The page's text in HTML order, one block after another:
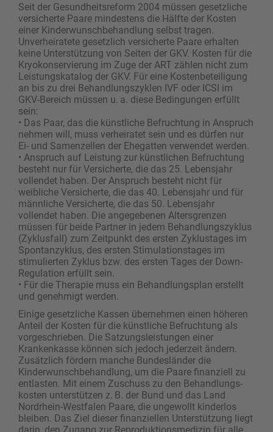
Seit der Gesundheitsreform 2004 müssen gesetzliche
versicherte Paare mindestens die Hälfte der Kosten
einer Kinderwunschbehandlung selbst tragen.
Unverheiratete gesetzlich versicherte Paare erhalten
keine Unterstützung von Seiten der GKV. Kosten für die
Kryokonservierung im Zuge der ART zählen nicht zum
Leistungskatalog der GKV. Für eine Kostenbeteiligung
an bis zu drei Behandlungszyklen IVF oder ICSI im
GKV-Bereich müssen u. a. diese Bedingungen erfüllt
sein:
• Das Paar, das die künstliche Befruchtung in ­Anspruch
nehmen will, muss verheiratet sein und es dürfen nur
Ei- und Samenzellen der Ehegatten verwendet werden.
• Anspruch auf Leistung zur künstlichen Befruchtung
besteht nur für Versicherte, die das 25. Lebensjahr
vollendet haben. Der Anspruch besteht nicht für
weibliche Versicherte, die das 40. Lebensjahr und für
männliche Versicherte, die das 50. Lebensjahr
vollendet haben. Die angegebenen Altersgrenzen
müssen für beide Partner in jedem Behandlungszyklus
(Zyklusfall) zum Zeitpunkt des ersten Zyklustages im
Spontanzyklus, des ersten Stimulationstages im
stimulierten Zyklus bzw. des ersten Tages der Down-
Regulation erfüllt sein.
• Für die Therapie muss ein Behandlungsplan erstellt
und genehmigt werden.
Einige gesetzliche Kassen übernehmen einen höheren
Anteil der Kosten für die künstliche Befruchtung als
vorgeschrieben. Die Satzungsleistungen einer
Krankenkasse können sich jedoch jederzeit ändern.
Zusätzlich fördern manche Bundesländer die
Kinderwunschbehandlung, um die Paare finanziell zu
entlasten. Mit einem Zuschuss zu den Behandlungs­
kosten unterstützen z. B. der Bund und das Land
Nordrhein-Westfalen Paare, die ungewollt kinderlos
bleiben. Das Ziel dieser finanziellen Unterstützung liegt
darin, den Zugang zur Reproduktionsmedizin für alle